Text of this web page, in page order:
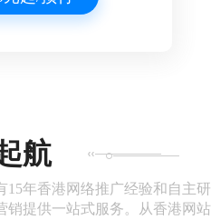
航
15年香港网络推广经验和自主研
销提供一站式服务。从香港网站